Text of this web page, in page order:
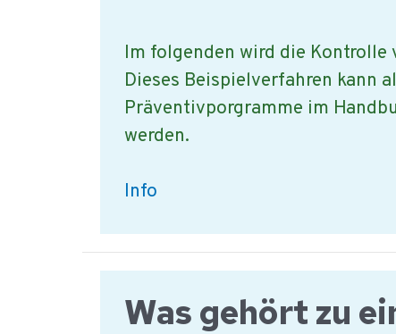
Im folgenden wird die Kontrolle
Dieses Beispielverfahren kann
Präventivporgramme im
werden.
Was
ein
Beispiel
für
Info
Was gehört zu